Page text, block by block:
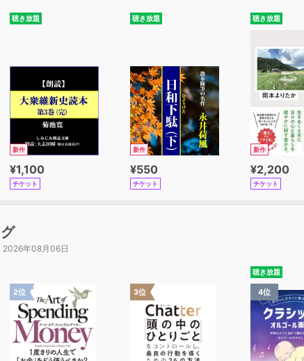
聴き放題
新作
¥1,100
チケット
聴き放題
新作
¥550
チケット
聴き放題
新作
¥2,200
チケット
2026年08月06日
2位 3位
聴き放題
4位